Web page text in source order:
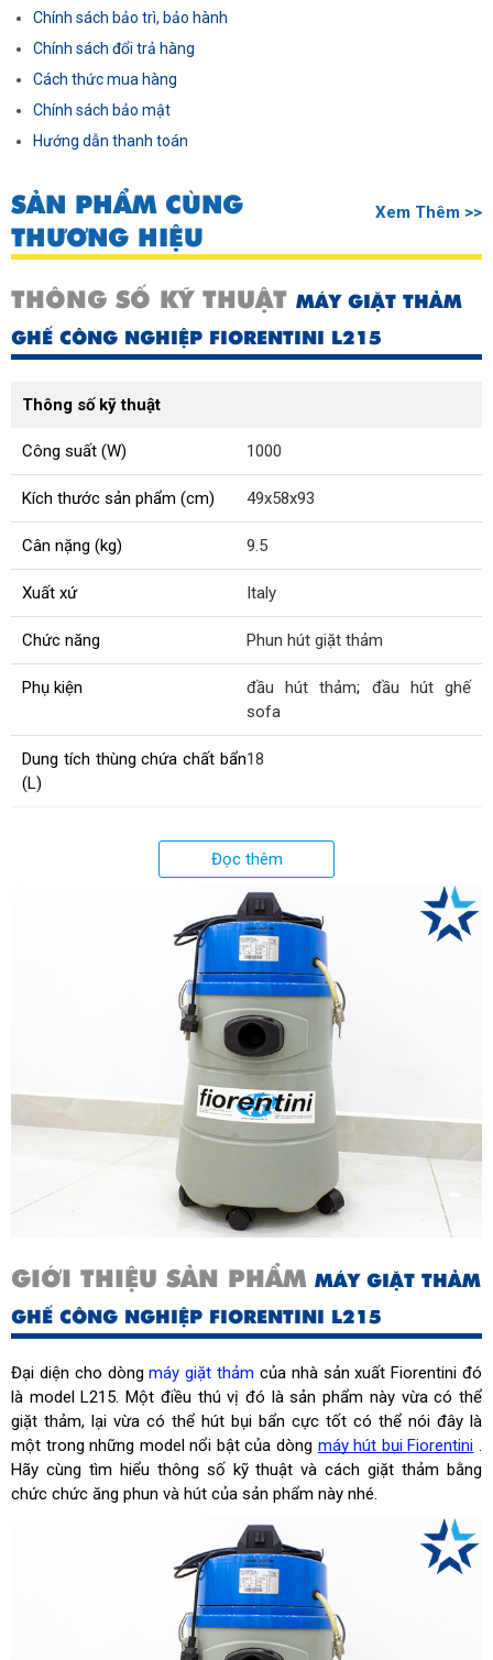
Chính sách bảo trì, bảo hành
Chính sách đổi trả hàng
Cách thức mua hàng
Chính sách bảo mật
Hướng dẫn thanh toán
SẢN PHẨM CÙNG
THƯƠNG HIỆU
Xem Thêm >>
THÔNG SỐ KỸ THUẬT MÁY GIẶT THẢM
GHẾ CÔNG NGHIỆP FIORENTINI L215
Thông số kỹ thuật
Công suất (W) 1000
Kích thước sản phẩm (cm) 49x58x93
Cân nặng (kg) 9.5
Xuất xứ Italy
Chức năng Phun hút giặt thảm
Phụ kiện đầu hút thảm; đầu hút ghế
sofa
Dung tích thùng chứa chất bẩn
(L)
18
58
Đọc thêm
GIỚI THIỆU SẢN PHẨM MÁY GIẶT THẢM
GHẾ CÔNG NGHIỆP FIORENTINI L215
Đại diện cho dòngmáy giặt thảm của nhà sản xuất Fiorentini đó
là model L215.Một điều thú vị đó là sản phẩm này vừa có thể
giặt thảm, lại vừa có thể hút bụi bẩn cực tốt có thể nói đây là
một trong những model nổi bật của dòng máy hút bụi Fiorentini .
Hãy cùng tìm hiểu thông số kỹ thuật và cách giặt thảm bằng
chức chức ăng phun và hút của sản phẩm này nhé.